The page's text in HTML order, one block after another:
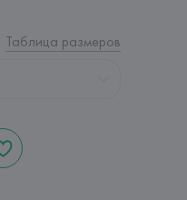
Таблица размеров